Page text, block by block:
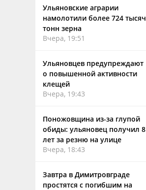
Ульяновские аграрии
намолотили более 724 тысяч
тонн зерна
Вчера, 19:51
Ульяновцев предупреждают
о повышенной активности
клещей
Вчера, 19:43
Поножовщина из-за глупой
обиды: ульяновец получил 8
лет за резню на улице
Вчера, 18:43
Завтра в Димитровграде
простятся с погибшим на